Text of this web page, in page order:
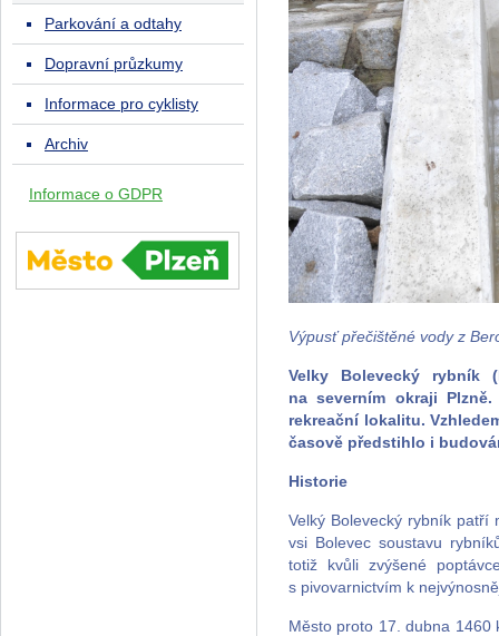
Výpusť přečištěné vody z
Velky Bolevecký rybník
na severním okraji
rekreační lokalitu.
časově předstihlo i
Historie
Velký Bolevecký rybník patří
vsi Bolevec soustavu
totiž kvůli zvýšené
s pivovarnictvím k
Město proto 17. dubna
Parkování a odtahy
Dopravní průzkumy
Informace pro cyklisty
Archiv
Informace o GDPR